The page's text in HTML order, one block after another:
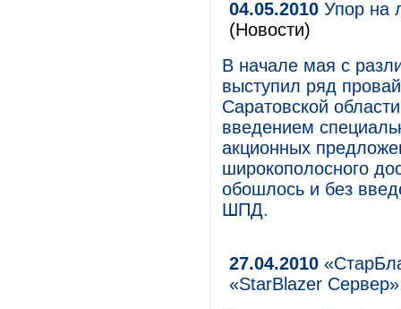
04.05.2010 Упор на
(Новости)
В начале мая с
выступил ряд
Саратовской
введением
акционных
широкополосного
обошлось и без
ШПД.
27.04.2010
«StarBlazer Сервер»